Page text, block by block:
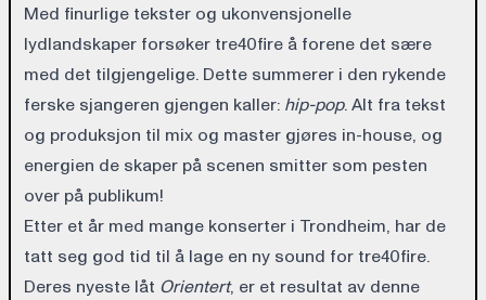
Med finurlige tekster og ukonvensjonelle
lydlandskaper forsøker tre40fire å forene det sære
med det tilgjengelige. Dette summerer i den rykende
ferske sjangeren gjengen kaller: hip-pop. Alt fra tekst
og produksjon til mix og master gjøres in-house, og
energien de skaper på scenen smitter som pesten
over på publikum!
Etter et år med mange konserter i Trondheim, har de
tatt seg god tid til å lage en ny sound for tre40fire.
Deres nyeste låt Orientert, er et resultat av denne